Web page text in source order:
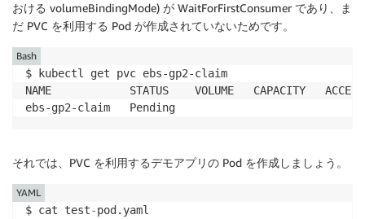
おける volumeBindingMode) が WaitForFirstConsumer であり、ま
だ PVC を利用する Pod が作成されていないためです。
$ kubectl get pvc ebs-gp2-claim
NAME            STATUS    VOLUME   CAPACITY   ACCESS
Bash
それでは、PVC を利用するデモアプリの Pod を作成しましょう。
$ cat test-
YAML